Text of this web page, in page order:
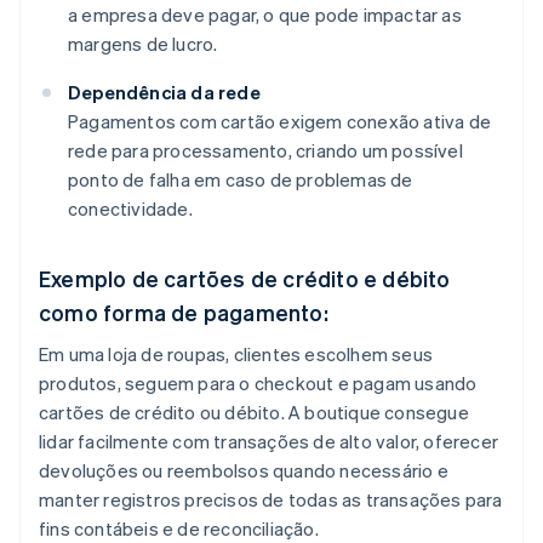
a empresa deve pagar, o que pode impactar as
margens de lucro.
Dependência da rede
Pagamentos com cartão exigem conexão ativa de
rede para processamento, criando um possível
ponto de falha em caso de problemas de
conectividade.
Exemplo de cartões de crédito e débito
como forma de pagamento:
Em uma loja de roupas, clientes escolhem seus
produtos, seguem para o checkout e pagam usando
cartões de crédito ou débito. A boutique consegue
lidar facilmente com transações de alto valor, oferecer
devoluções ou reembolsos quando necessário e
manter registros precisos de todas as transações para
fins contábeis e de reconciliação.